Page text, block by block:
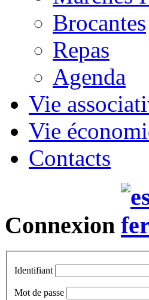
Brocantes
Repas
Agenda
Vie
Vie
Contacts
Connexion
Identifiant
Mot de passe